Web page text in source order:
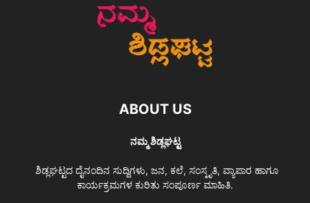
ABOUT US
ನಮ್ಮ ಶಿಡ್ಲಘಟ್ಟ
ಶಿಡ್ಲಘಟ್ಟದ ದೈನಂದಿನ ಸುದ್ದಿಗಳು, ಜನ, ಕಲೆ, ಸಂಸ್ಕೃತಿ, ವ್ಯಾಪಾರ ಹಾಗೂ
ಕಾರ್ಯಕ್ರಮಗಳ ಕುರಿತು ಸಂಪೂರ್ಣ ಮಾಹಿತಿ.